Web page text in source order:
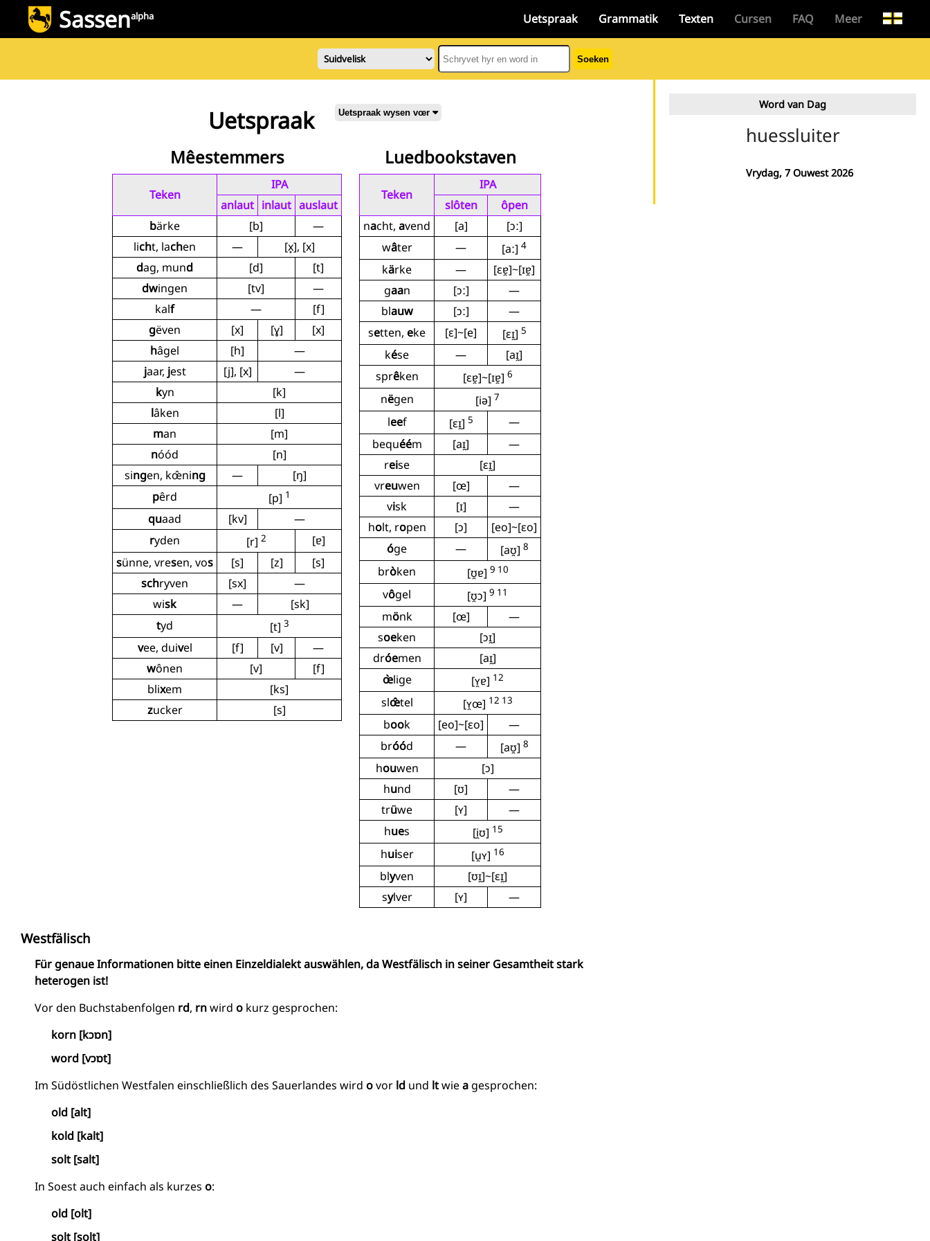
Sassenalpha Uetspraak Grammatik Texten Cursen FAQ Meer
Soeken
Uetspraak Uetspraak wysen vœr
Mêestemmers
Teken
IPA
anlaut inlaut auslaut
bärke [b]
—
licht, lachen —
[x̟], [x]
dag, mund [d]
[t]
dwingen [tv]
—
kalf —
[f]
gëven [x] [ɣ]
[x]
hâgel [h]
—
jaar, jest [j], [x]
—
kyn
[k]
lâken
[l]
man
[m]
nóód
[n]
singen, kœ̂ning —
[ŋ]
pêrd [p] 1
quaad [kv]
—
ryden [r] 2
[ɐ]
sünne, vresen, vos [s] [z]
[s]
schryven [sx]
—
wisk —
[sk]
tyd [t] 3
vee, duivel [f] [v]
—
wônen [v]
[f]
blixem
[ks]
zucker [s]
Luedbookstaven
Teken
IPA
slôten
ôpen
nacht, avend [a]
[ɔː]
wâter — [aː] 4
kärke —
[ɛɐ̯]~[ɪɐ̯]
gaan [ɔː]
—
blauw [ɔː]
—
setten, eke [ɛ]~[e] [ɛɪ̯] 5
kése —
[aɪ̯]
sprêken [ɛɐ̯]~[ɪɐ̯] 6
nëgen [iə] 7
leef [ɛɪ̯] 5
—
bequéém [aɪ̯]
—
reise
[ɛɪ̯]
vreuwen [œ]
—
visk [ɪ]
—
holt, ropen [ɔ]
[eo]~[ɛo]
óge — [aʊ̯] 8
bròken [ʊ̯ɐ] 9 10
vôgel [ʊ̯ɔ] 9 11
mönk [œ]
—
soeken
[ɔɪ̯]
dróemen
[aɪ̯]
œ̀lige [ʏ̯ɐ] 12
slœ̂tel [ʏ̯œ] 12 13
book [eo]~[ɛo]
—
bróód — [aʊ̯] 8
houwen
[ɔ]
hund [ʊ]
—
trüwe [ʏ]
—
hues [i̯ʊ] 15
huiser [u̯ʏ] 16
blyven
[ʊɪ̯]~[ɛɪ̯]
sylver [ʏ] —
Westfälisch
Für genaue Informationen bitte einen Einzeldialekt auswählen, da Westfälisch in seiner Gesamtheit stark
heterogen ist!
Vor den Buchstabenfolgen rd, rnwird o kurz gesprochen:
korn [kɔɒn]
word [vɔɒt]
Im Südöstlichen Westfalen einschließlich des Sauerlandes wird ovor ld und ltwiea gesprochen:
old [alt]
kold [kalt]
solt [salt]
In Soest auch einfach als kurzes o:
old [olt]
solt [solt]
Word van Dag
huessluiter
Vrydag, 7 Ouwest 2026